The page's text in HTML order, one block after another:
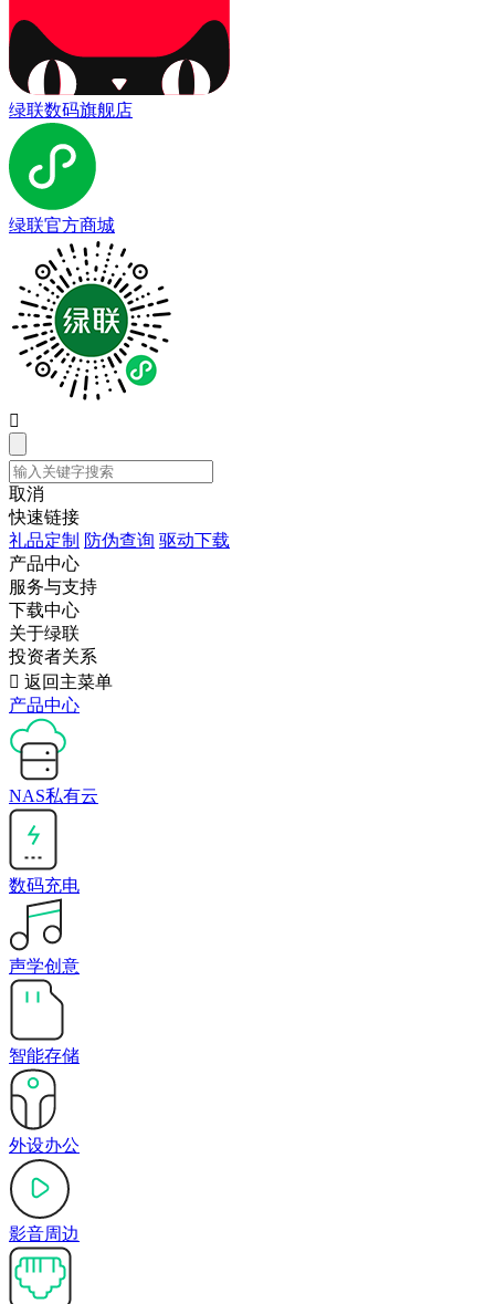
绿联数码旗舰店
绿联官方商城

取消
快速链接
礼品定制 防伪查询 驱动下载
产品中心
服务与支持
下载中心
关于绿联
投资者关系
 返回主菜单
产品中心
NAS私有云
数码充电
声学创意
智能存储
外设办公
影音周边